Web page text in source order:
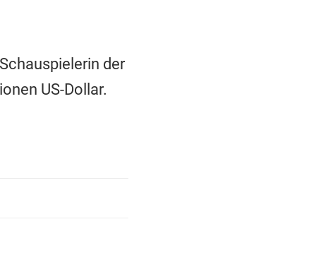
der
US-Dollar.